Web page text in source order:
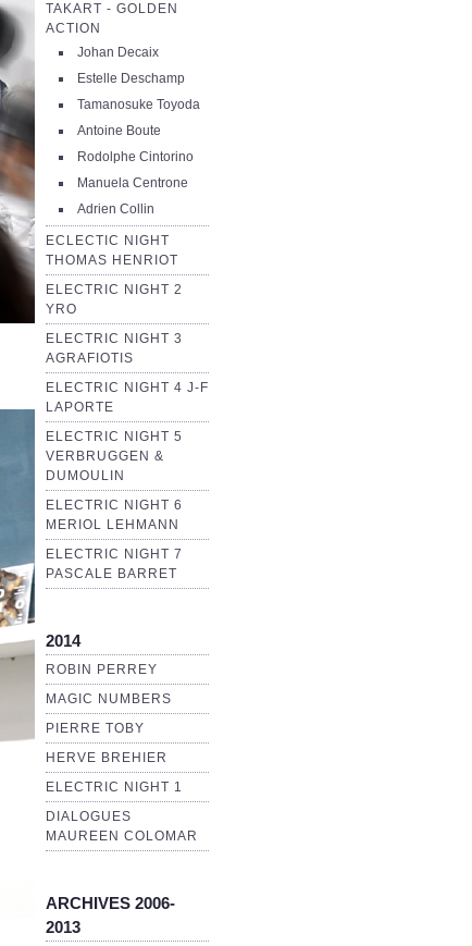
TAKART - GOLDEN
ACTION
Johan Decaix
Estelle Deschamp
Tamanosuke Toyoda
Antoine Boute
Rodolphe Cintorino
Manuela Centrone
Adrien Collin
ECLECTIC NIGHT
THOMAS HENRIOT
ELECTRIC NIGHT 2
YRO
ELECTRIC NIGHT 3
AGRAFIOTIS
ELECTRIC NIGHT 4 J-F
LAPORTE
ELECTRIC NIGHT 5
VERBRUGGEN &
DUMOULIN
ELECTRIC NIGHT 6
MERIOL LEHMANN
ELECTRIC NIGHT 7
PASCALE BARRET
2014
ROBIN PERREY
MAGIC NUMBERS
PIERRE TOBY
HERVE BREHIER
ELECTRIC NIGHT 1
DIALOGUES
MAUREEN COLOMAR
ARCHIVES 2006-
2013